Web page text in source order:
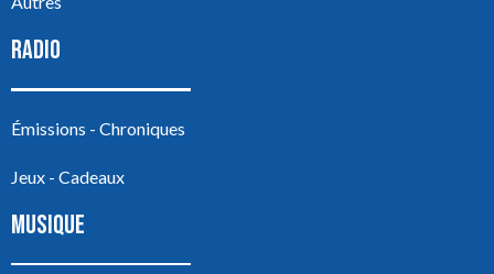
RADIO
Émissions - Chroniques
Jeux - Cadeaux
MUSIQUE